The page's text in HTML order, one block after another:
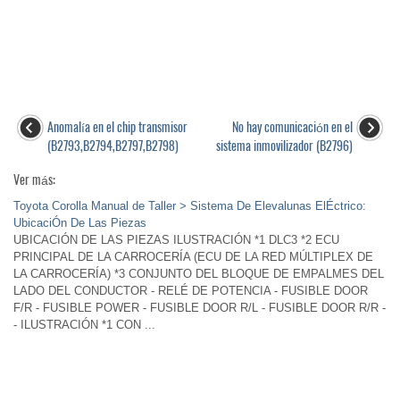
Anomalía en el chip transmisor
(B2793,B2794,B2797,B2798)
No hay comunicación en el
sistema inmovilizador (B2796)
Ver más:
Toyota Corolla Manual de Taller > Sistema De Elevalunas ElÉctrico:
UbicaciÓn De Las Piezas
UBICACIÓN DE LAS PIEZAS ILUSTRACIÓN *1 DLC3 *2 ECU
PRINCIPAL DE LA CARROCERÍA (ECU DE LA RED MÚLTIPLEX DE
LA CARROCERÍA) *3 CONJUNTO DEL BLOQUE DE EMPALMES DEL
LADO DEL CONDUCTOR - RELÉ DE POTENCIA - FUSIBLE DOOR
F/R - FUSIBLE POWER - FUSIBLE DOOR R/L - FUSIBLE DOOR R/R -
- ILUSTRACIÓN *1 CON ...